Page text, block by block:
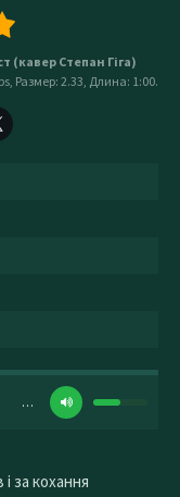
(кавер Степан Гіга)
Размер: 2.33, Длина: 1:00.
…
за кохання